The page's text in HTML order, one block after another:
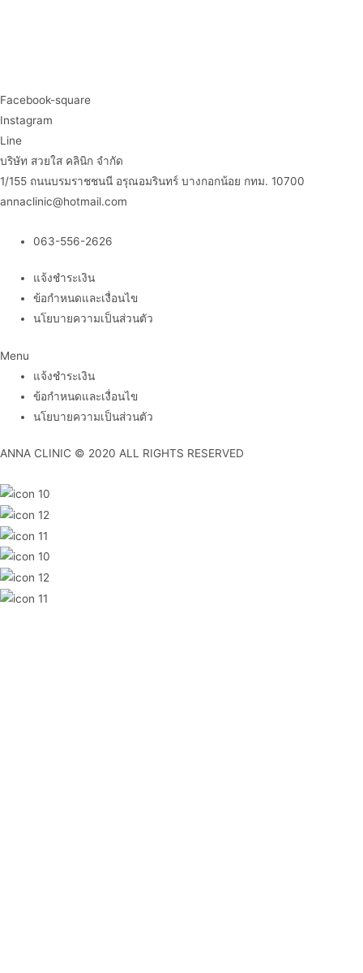
Facebook-square
Instagram
Line
บริษัท สวยใส คลินิก จำกัด
1/155 ถนนบรมราชชนนี อรุณอมรินทร์ บางกอกน้อย กทม. 10700
annaclinic@hotmail.com
063-556-2626
แจ้งชำระเงิน
ข้อกำหนดและเงื่อนไข
นโยบายความเป็นส่วนตัว
Menu
แจ้งชำระเงิน
ข้อกำหนดและเงื่อนไข
นโยบายความเป็นส่วนตัว
ANNA CLINIC © 2020 ALL RIGHTS RESERVED